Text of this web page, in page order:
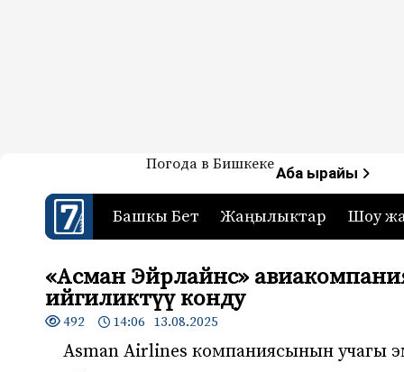
7-канал. Жаңылыктар
Жаңылыктар — Кыргызстан
Погода в БишкекеАба ырайы
Башкы Бет Жаңылыктар Шоу
«Асман Эйрлайнс»
ийгиликтүү конду
492 14:06 13.08.2025
Asman Airlines компаниясынын учагы